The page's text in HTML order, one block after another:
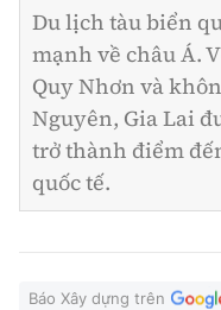
Du lịch tàu biển
mạnh về châu Á.
Quy Nhơn và
Nguyên, Gia Lai
trở thành điểm
quốc tế.
Báo Xây dựng trên